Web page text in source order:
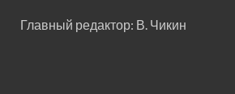
Главный редактор: В. Чикин